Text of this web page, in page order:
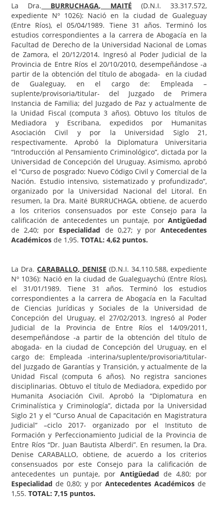
La Dra. BURRUCHAGA, MAITÉ (D.N.I. 33.317.572,
expediente Nº 1026): Nació en la ciudad de Gualeguay
(Entre Ríos), el 05/04/1989. Tiene 31 años. Terminó los
estudios correspondientes a la carrera de Abogacía en la
Facultad de Derecho de la Universidad Nacional de Lomas
de Zamora, el 20/12/2014. Ingresó al Poder Judicial de la
Provincia de Entre Ríos el 20/10/2010, desempeñándose -a
partir de la obtención del título de abogada- en la ciudad
de Gualeguay, en el cargo de: Empleada –
suplente/provisoria/titular- del Juzgado de Primera
Instancia de Familia; del Juzgado de Paz y actualmente de
la Unidad Fiscal (computa 3 años). Obtuvo los títulos de
Mediadora y Escribana, expedidos por Humanitas
Asociación Civil y por la Universidad Siglo 21,
respectivamente. Aprobó la Diplomatura Universitaria
“Introducción al Pensamiento Criminológico”, dictada por la
Universidad de Concepción del Uruguay. Asimismo, aprobó
el “Curso de posgrado: Nuevo Código Civil y Comercial de la
Nación. Estudio intensivo, sistematizado y profundizado”,
organizado por la Universidad Nacional del Litoral. En
resumen, la Dra. Maité BURRUCHAGA, obtiene, de acuerdo
a los criterios consensuados por este Consejo para la
calificación de antecedentes un puntaje, por Antigüedad
de 2,40; por Especialidad de 0,27; y por Antecedentes
Académicos de 1,95. TOTAL: 4,62 puntos.
La Dra. CARABALLO, DENISE (D.N.I. 34.110.588, expediente
Nº 1036): Nació en la ciudad de Gualeguaychú (Entre Ríos),
el 31/01/1989. Tiene 31 años. Terminó los estudios
correspondientes a la carrera de Abogacía en la Facultad
de Ciencias Jurídicas y Sociales de la Universidad de
Concepción del Uruguay, el 27/02/2013. Ingresó al Poder
Judicial de la Provincia de Entre Ríos el 14/09/2011,
desempeñándose -a partir de la obtención del título de
abogada- en la ciudad de Concepción del Uruguay, en el
cargo de: Empleada -interina/suplente/provisoria/titular-
del Juzgado de Garantías y Transición, y actualmente de la
Unidad Fiscal (computa 6 años). No registra sanciones
disciplinarias. Obtuvo el título de Mediadora, expedido por
Humanita Asociación Civil. Aprobó la “Diplomatura en
Criminalística y Criminología”, dictada por la Universidad
Siglo 21 y el “Curso Anual de Capacitación en Magistratura
Judicial” –ciclo 2017- organizado por el Instituto de
Formación y Perfeccionamiento Judicial de la Provincia de
Entre Ríos “Dr. Juan Bautista Alberdi”. En resumen, la Dra.
Denise CARABALLO, obtiene, de acuerdo a los criterios
consensuados por este Consejo para la calificación de
antecedentes un puntaje, por Antigüedad de 4,80; por
Especialidad de 0,80; y por Antecedentes Académicos de
1,55. TOTAL: 7,15 puntos.